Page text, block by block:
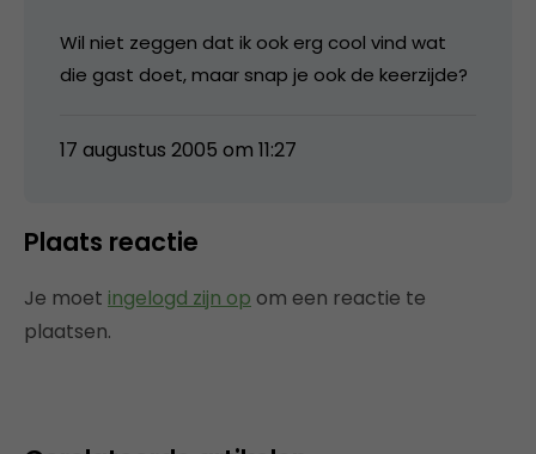
Wil niet zeggen dat ik ook erg cool vind wat
die gast doet, maar snap je ook de keerzijde?
17 augustus 2005 om 11:27
Plaats reactie
Je moet ingelogd zijn op om een reactie te
plaatsen.